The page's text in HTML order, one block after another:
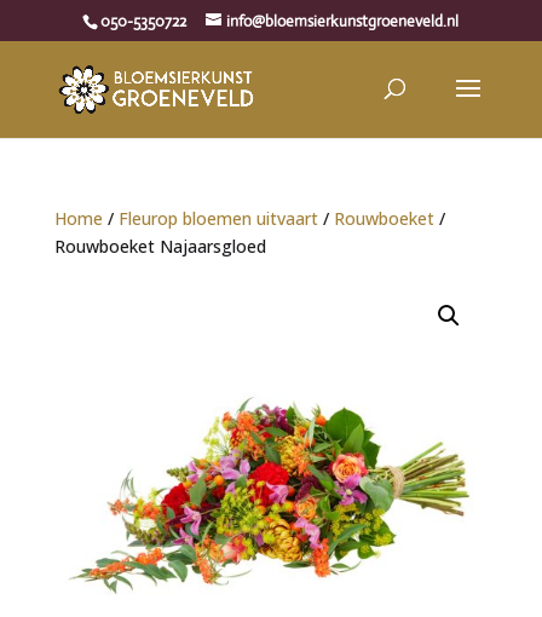
050-5350722 info@bloemsierkunstgroeneveld.nl
Home / Fleurop bloemen uitvaart/ Rouwboeket/
Rouwboeket Najaarsgloed